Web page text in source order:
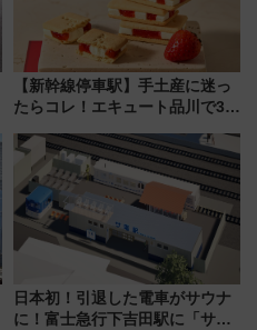
【新幹線停車駅】手土産に迷っ
たらコレ！エキュート品川で3年
産スイーツとは？
日本初！引退した電車がサウナ
に！富士急行下吉田駅に「サ電